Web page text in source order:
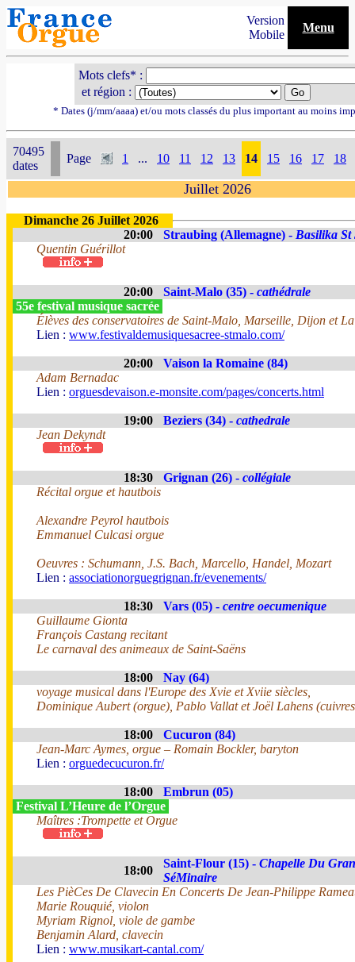
Version
Mobile
Menu
Mots clefs* :
et région :
* Dates (j/mm/aaaa) et/ou mots classés du plus important au moins
70495
dates
Page 1 ... 10 11 12 13 14 15 16 17 18
Juillet 2026
Dimanche 26 Juillet 2026
20:00
Straubing (Allemagne) - Basilika St
Quentin Guérillot
20:00 Saint-Malo (35) - cathédrale
55e festival musique sacrée
Élèves des conservatoires de Saint-Malo, Marseille, Dijon et
Lien : www.festivaldemusiquesacree-stmalo.com/
20:00
Vaison la Romaine (84)
Adam Bernadac
Lien : orguesdevaison.e-monsite.com/pages/concerts.html
19:00 Beziers (34) - cathedrale
Jean Dekyndt
18:30 Grignan (26) - collégiale
Récital orgue et hautbois
Alexandre Peyrol hautbois
Emmanuel Culcasi orgue
Oeuvres : Schumann, J.S. Bach, Marcello, Handel, Mozart
Lien : associationorguegrignan.fr/evenements/
18:30 Vars (05) - centre oecumenique
Guillaume Gionta
François Castang recitant
Le carnaval des animeaux de Saint-Saëns
18:00
Nay (64)
voyage musical dans l'Europe des Xvie et Xviie siècles,
Dominique Aubert (orgue), Pablo Vallat et Joël Lahens
18:00
Cucuron (84)
Jean-Marc Aymes, orgue – Romain Bockler, baryton
Lien : orguedecucuron.fr/
18:00
Embrun (05)
Festival L’Heure de l’Orgue
Maîtres :Trompette et Orgue
18:00
Saint-Flour (15) - Chapelle Du
SéMinaire
Les PièCes De Clavecin En Concerts De Jean-Philippe
Marie Rouquié, violon
Myriam Rignol, viole de gambe
Benjamin Alard, clavecin
Lien : www.musikart-cantal.com/